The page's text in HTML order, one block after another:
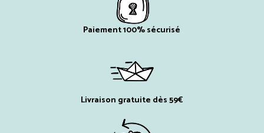
Paiement 100% sécurisé
Livraison gratuite dès 59€